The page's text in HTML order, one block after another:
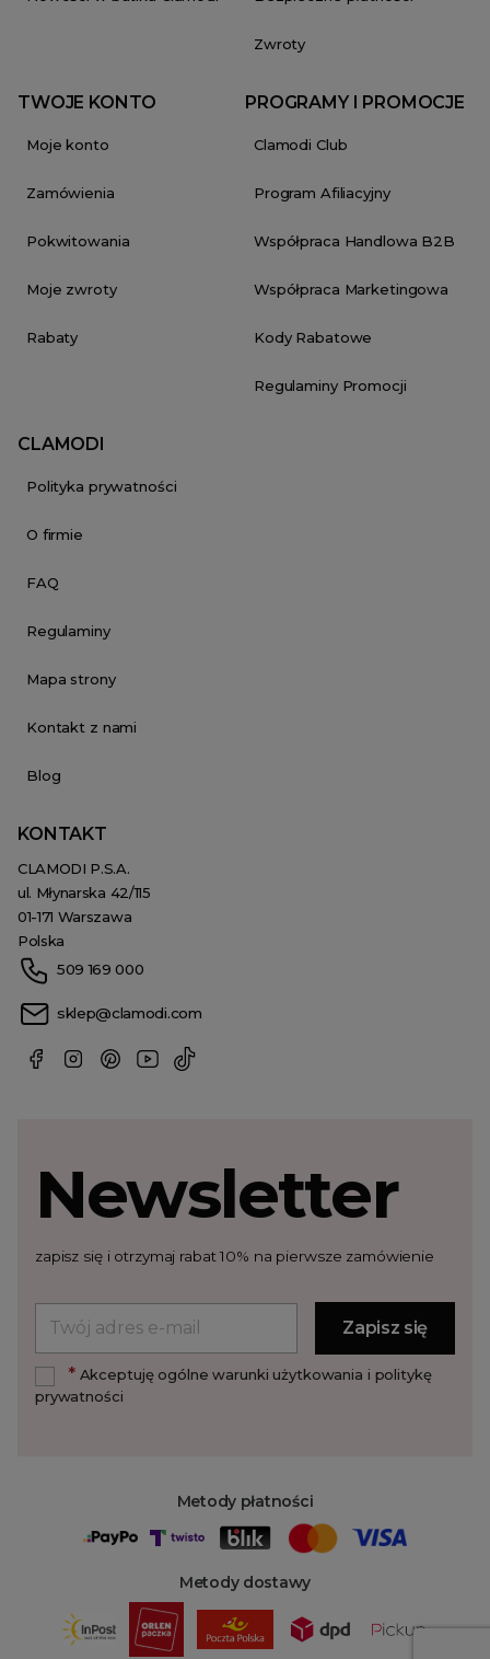
Zwroty
TWOJE KONTO
Moje konto
Zamówienia
Pokwitowania
Moje zwroty
Rabaty
PROGRAMY I PROMOCJE
Clamodi Club
Program Afiliacyjny
Współpraca Handlowa B2B
Współpraca Marketingowa
Kody Rabatowe
Regulaminy Promocji
CLAMODI
Polityka prywatności
O firmie
FAQ
Regulaminy
Mapa strony
Kontakt z nami
Blog
KONTAKT
CLAMODI P.S.A.
ul. Młynarska 42/115
01-171 Warszawa
Polska
509 169 000
sklep@clamodi.com
Metody płatności
Metody dostawy
Newsletter
zapisz się i otrzymaj rabat 10% na pierwsze zamówienie
*Akceptuję ogólne warunki użytkowania i politykę
prywatności